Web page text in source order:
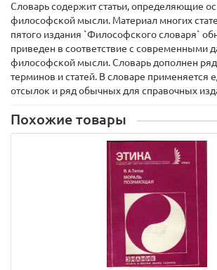
Словарь содержит статьи, определяющие
философской мысли. Материал многих
пятого издания `Философского словаря`
приведен в соответствие с современными
философской мысли. Словарь дополнен
терминов и статей. В словаре применяется
отсылок и ряд обычных для справочных
Похожие товары